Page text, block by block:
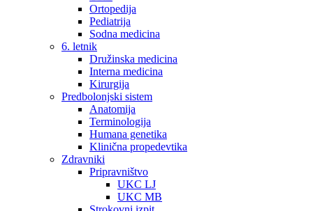
Ortopedija
Pediatrija
Sodna medicina
6. letnik
Družinska medicina
Interna medicina
Kirurgija
Predbolonjski sistem
Anatomija
Terminologija
Humana genetika
Klinična propedevtika
Zdravniki
Pripravništvo
UKC LJ
UKC MB